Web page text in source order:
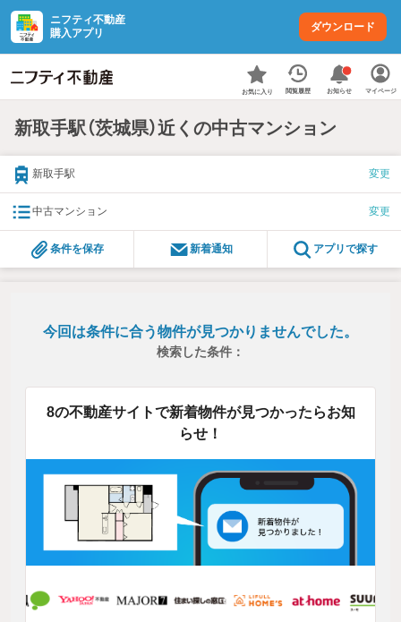
ニフティ不動産
購入アプリ
ダウンロード
お気に入り 閲覧履歴 お知らせ マイページ
新取手駅（茨城県）近くの中古マンション
新取手駅 変更
中古マンション 変更
条件を保存 新着通知 アプリで探す
今回は条件に合う物件が見つかりませんでした。
検索した条件：
8の不動産サイトで新着物件が見つかったらお知
らせ！